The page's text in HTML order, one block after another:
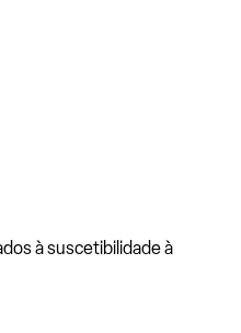
à suscetibilidade à